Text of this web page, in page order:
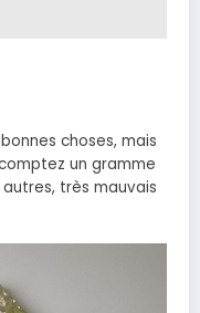
choses, mais
un gramme
très mauvais